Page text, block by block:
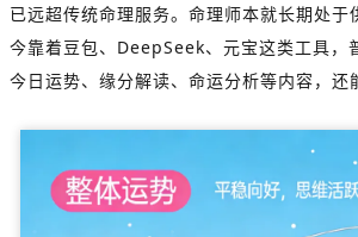
已远超传统命理服务。命理师本就长期处于
今靠着豆包、DeepSeek、元宝这类工具，
今日运势、缘分解读、命运分析等内容，还